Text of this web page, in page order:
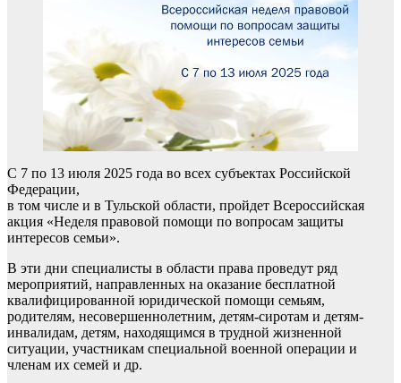
С 7 по 13 июля 2025 года во всех субъектах Российской
Федерации,
в том числе и в Тульской области, пройдет Всероссийская
акция «Неделя правовой помощи по вопросам защиты
интересов семьи».
В эти дни специалисты в области права проведут ряд
мероприятий, направленных на оказание бесплатной
квалифицированной юридической помощи семьям,
родителям, несовершеннолетним, детям-сиротам и детям-
инвалидам, детям, находящимся в трудной жизненной
ситуации, участникам специальной военной операции и
членам их семей и др.